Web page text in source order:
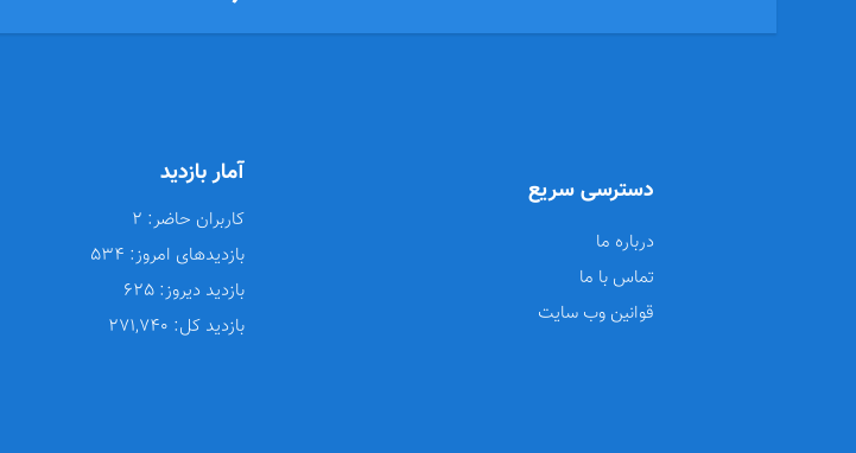
دسترسی سریع
درباره ما
تماس با ما
قوانین وب سایت
آمار بازدید
کاربران حاضر:
بازدیدهای امروز:
بازدید دیروز:
بازدید کل: